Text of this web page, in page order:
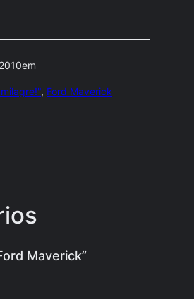
em
, Ford Maverick
Maverick”